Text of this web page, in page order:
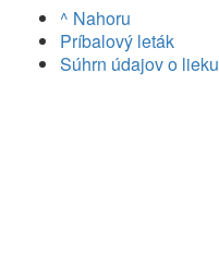
^ Nahoru
Príbalový leták
Súhrn údajov o lieku